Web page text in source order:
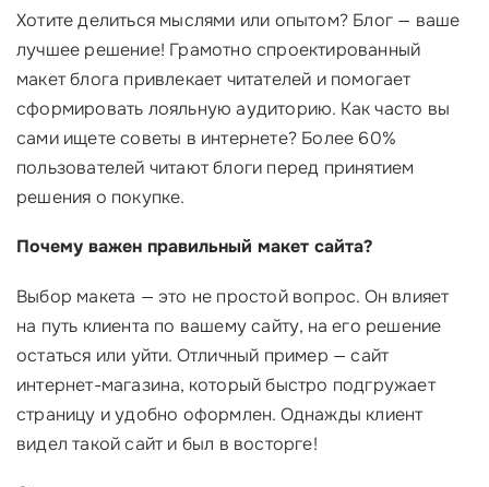
Хотите делиться мыслями или опытом? Блог — ваше
лучшее решение! Грамотно спроектированный
макет блога привлекает читателей и помогает
сформировать лояльную аудиторию. Как часто вы
сами ищете советы в интернете? Более 60%
пользователей читают блоги перед принятием
решения о покупке.
Почему важен правильный макет сайта?
Выбор макета — это не простой вопрос. Он влияет
на путь клиента по вашему сайту, на его решение
остаться или уйти. Отличный пример — сайт
интернет-магазина, который быстро подгружает
страницу и удобно оформлен. Однажды клиент
видел такой сайт и был в восторге!